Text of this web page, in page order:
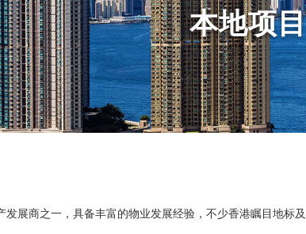
本地项目
展商之一，具备丰富的物业发展经验，不少香港瞩目地标